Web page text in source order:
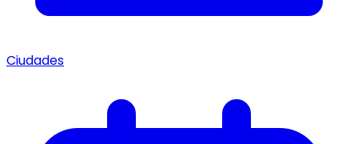
Ciudades